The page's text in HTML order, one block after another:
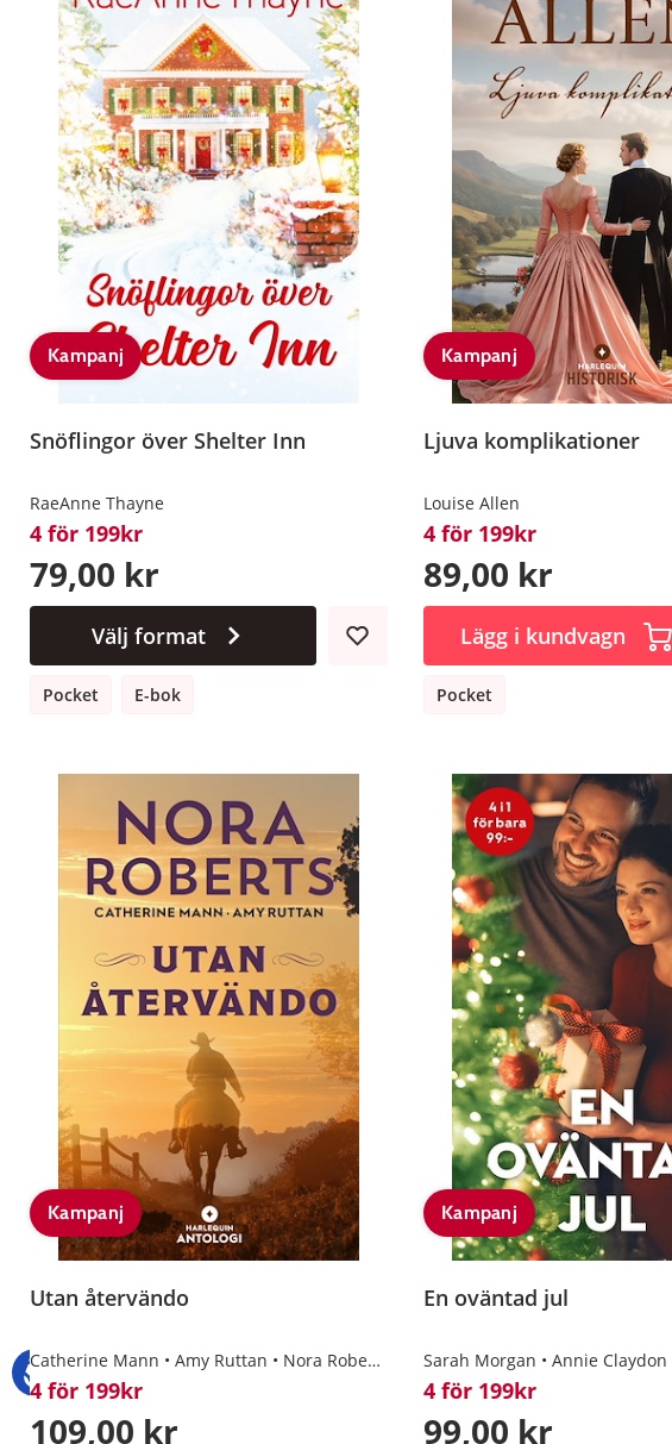
Kampanj
Snöflingor över Shelter Inn
RaeAnne Thayne
4 för 199kr
79,00 kr
Välj format
Pocket E-bok
Kampanj
Ljuva komplikationer
Louise Allen
4 för 199kr
89,00 kr
Lägg i kundvagn
Pocket
Kampanj
Utan återvändo
Catherine Mann Amy Ruttan Nora Roberts
4 för 199kr
109,00 kr
Kampanj
En oväntad jul
Sarah Morgan Annie Claydon
4 för 199kr
99,00 kr